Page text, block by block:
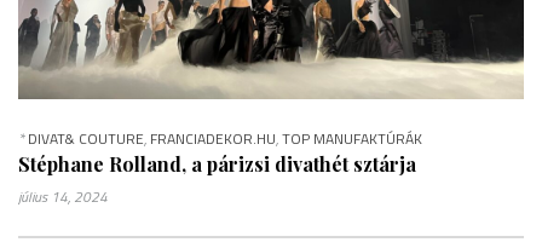
*DIVAT& COUTURE, FRANCIADEKOR.HU,TOP MANUFAKTÚRÁK
Stéphane Rolland, a párizsi divathét sztárja
július 14, 2024